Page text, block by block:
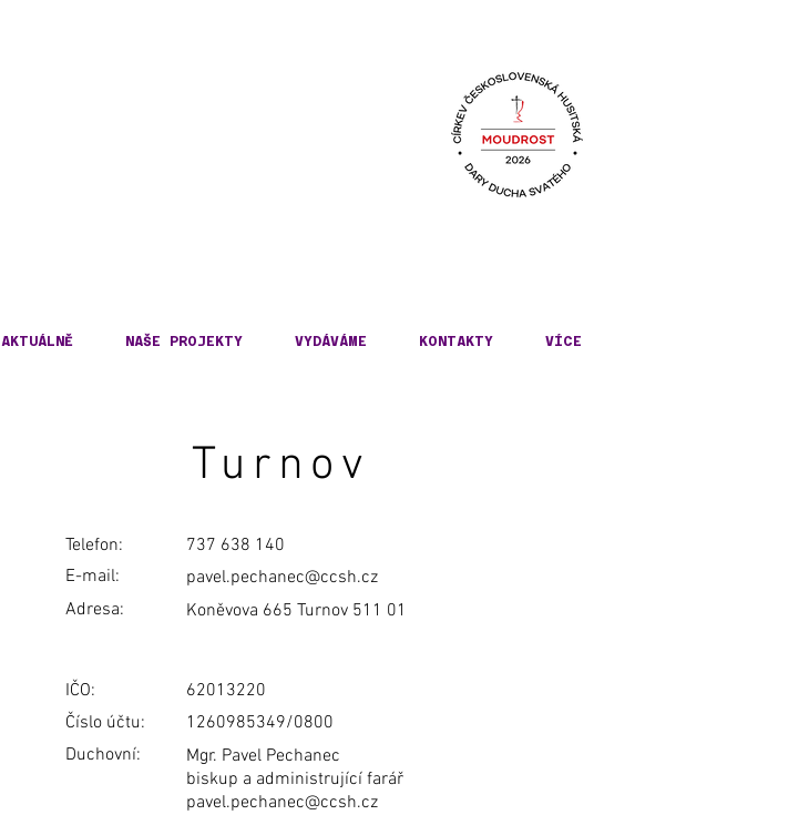
AKTUÁLNĚ NAŠE PROJEKTY VYDÁVÁME KONTAKTY VÍCE
Turnov
Telefon:
E-mail:
Adresa:
737 638 140
pavel.pechanec@ccsh.cz
Koněvova 665 Turnov 511 01
IČO:
Číslo účtu:
Duchovní:
62013220
1260985349/0800
Mgr. Pavel Pechanec
biskup a administrující farář
pavel.pechanec@ccsh.cz